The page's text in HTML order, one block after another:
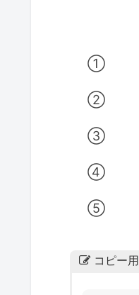
①
②
③
④
⑤
コピー用